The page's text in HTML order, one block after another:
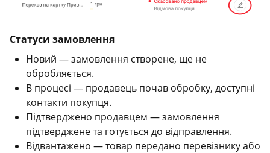
Статуси замовлення
Новий — замовлення створене, ще не
обробляється.
В процесі — продавець почав обробку, доступні
контакти покупця.
Підтверджено продавцем — замовлення
підтверджене та готується до відправлення.
Відвантажено — товар передано перевізнику або